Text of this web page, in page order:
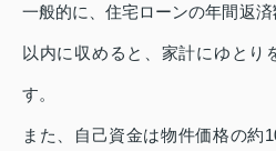
一般的に、住宅ローンの年間返
以内に収めると、家計にゆとり
す。
また、自己資金は物件価格の約